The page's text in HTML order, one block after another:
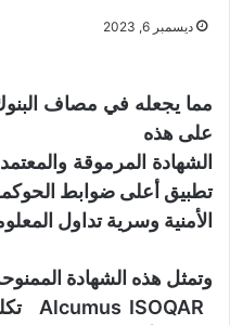
ديسمبر 6, 2023
مما يجعله في مصاف
على هذه
الشهادة المرموقة
تطبيق أعلى ضوابط
الأمنية وسرية تداول
وتمثل هذه الشهادة
Alcumus ISOQAR